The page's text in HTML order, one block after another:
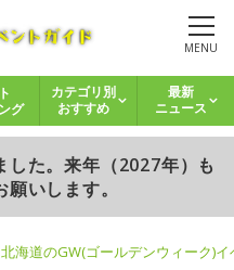
MENU
グ
カテゴリ別
おすすめ
最新
ニュース
た。来年（2027年）も
いします。
北海道のGW(ゴールデンウィーク)